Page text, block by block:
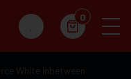
0
White Inbetween